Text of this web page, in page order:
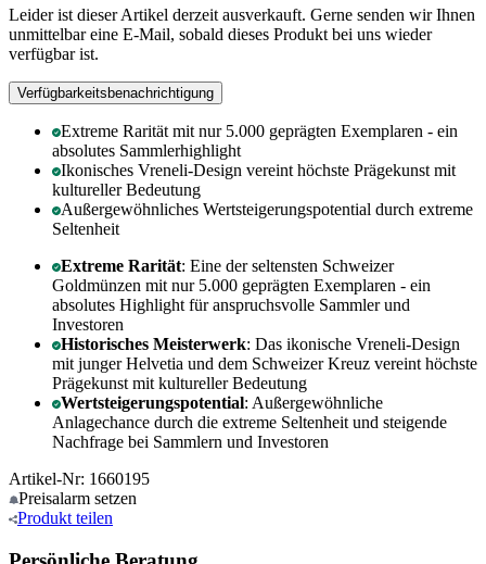
Leider ist dieser Artikel derzeit ausverkauft. Gerne senden wir Ihnen
unmittelbar eine E-Mail, sobald dieses Produkt bei uns wieder
verfügbar ist.
Verfügbarkeitsbenachrichtigung
Extreme Rarität mit nur 5.000 geprägten Exemplaren - ein
absolutes Sammlerhighlight
Ikonisches Vreneli-Design vereint höchste Prägekunst mit
kultureller Bedeutung
Außergewöhnliches Wertsteigerungspotential durch extreme
Seltenheit
Extreme Rarität: Eine der seltensten Schweizer
Goldmünzen mit nur 5.000 geprägten Exemplaren - ein
absolutes Highlight für anspruchsvolle Sammler und
Investoren
Historisches Meisterwerk: Das ikonische Vreneli-Design
mit junger Helvetia und dem Schweizer Kreuz vereint höchste
Prägekunst mit kultureller Bedeutung
Wertsteigerungspotential: Außergewöhnliche
Anlagechance durch die extreme Seltenheit und steigende
Nachfrage bei Sammlern und Investoren
Artikel-Nr: 1660195
Preisalarm setzen
Produkt teilen